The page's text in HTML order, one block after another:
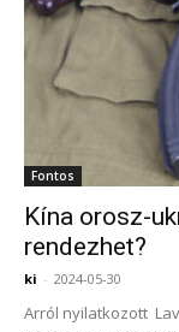
Fontos
Kína orosz-
rendezhet?
ki - 2024-05-30
Arról nyilatkozott